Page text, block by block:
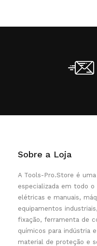
Sobre a Loja
A Tools-Pro.Store é
especializada em todo
elétricas e manuais,
equipamentos
fixação, ferramenta de
químicos para indústria
material de proteção e